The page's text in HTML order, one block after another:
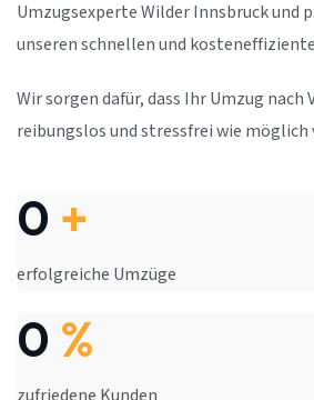
Umzugsexperte Wilder Innsbruck und
unseren schnellen und
Wir sorgen dafür, dass Ihr Umzug nach
reibungslos und stressfrei wie möglich
0 +
erfolgreiche Umzüge
0 %